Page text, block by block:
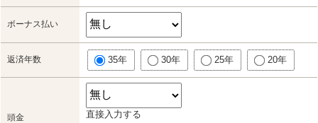
ボーナス払い
返済年数 35年 30年 25年 20年
頭金 直接入力する